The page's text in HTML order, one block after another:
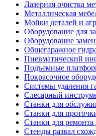
Лазерная очистка
Металлическая
Мойки деталей и
Оборудование для
Оборудование
Общегаражное
Пневматический
Подъемные
Покрасочное
Системы удаления
Слесарный
Станки для
Станки для
Станки для ремонта
Стенды развал